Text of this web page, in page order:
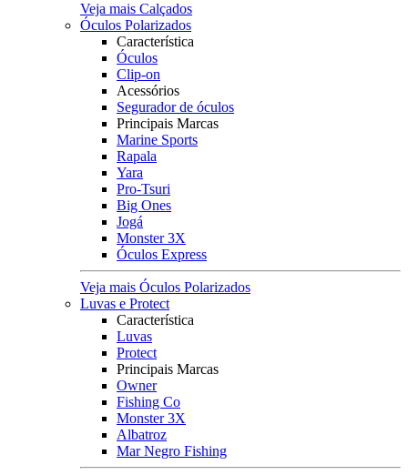
Veja mais Calçados
Óculos Polarizados
Característica
Óculos
Clip-on
Acessórios
Segurador de óculos
Principais Marcas
Marine Sports
Rapala
Yara
Pro-Tsuri
Big Ones
Jogá
Monster 3X
Óculos Express
Veja mais Óculos Polarizados
Luvas e Protect
Característica
Luvas
Protect
Principais Marcas
Owner
Fishing Co
Monster 3X
Albatroz
Mar Negro Fishing